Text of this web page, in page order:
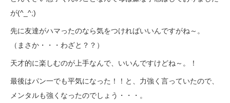
が(^_^;)
先に友達がハマったのなら気をつければいいんですがね～。
（まさか・・・わざと？？）
天才的に楽しむのが上手なんで、いいんですけどね～。！
最後はパン一でも平気になった！！と、力強く言っていたので、
メンタルも強くなったのでしょう・・・。